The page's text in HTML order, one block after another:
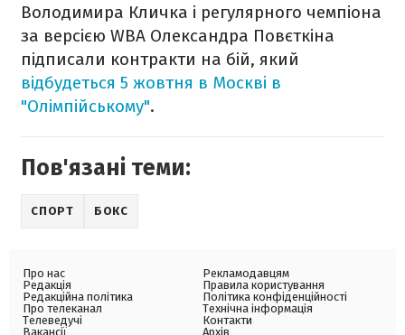
Володимира Кличка і регулярного чемпіона
за версією WBA Олександра Повєткіна
підписали контракти на бій, який
відбудеться 5 жовтня в Москві в
"Олімпійському".
Пов'язані теми:
СПОРТ БОКС
Про нас
Редакція
Редакційна політика
Про телеканал
Телеведучі
Вакансії
Рекламодавцям
Правила користування
Політика конфіденційності
Технічна інформація
Контакти
Архів